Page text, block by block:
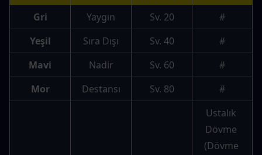
Gri
Yaygın Sv. 20
#
Yeşil
Sıra Dışı Sv. 40
#
Mavi
Nadir Sv. 60
#
Mor
Destansı Sv. 80 #
Ustalık
Dövme
(Dövme